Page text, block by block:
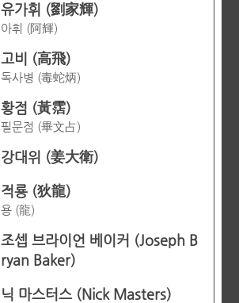
유가휘 (劉家輝)
아휘 (阿輝)
고비 (高飛)
독사병 (毒蛇炳)
황점 (黃霑)
필문점 (畢文占)
강대위 (姜大衛)
적룡 (狄龍)
용 (龍)
조셉 브라이언 베이커 (Joseph B
ryan Baker)
닉 마스터스 (Nick Masters)